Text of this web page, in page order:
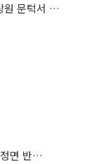
美 클래리티 법안 연내 통과 가능성 13%…상원 문턱서 제동
금융위, ‘한국 증시 투자 부적격’ 블룸버그에 정면 반박…“근거 불분명”